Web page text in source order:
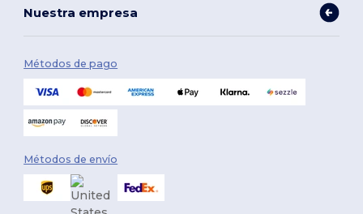
Nuestra empresa
Métodos de pago
Métodos de envío